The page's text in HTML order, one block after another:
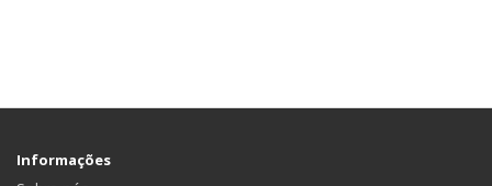
Informações